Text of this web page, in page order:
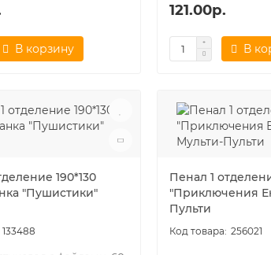
В корзину
121.00р.
В
190*130
"Пушистики"
133488
Пенал 1
"Приключения
Пульти
256021